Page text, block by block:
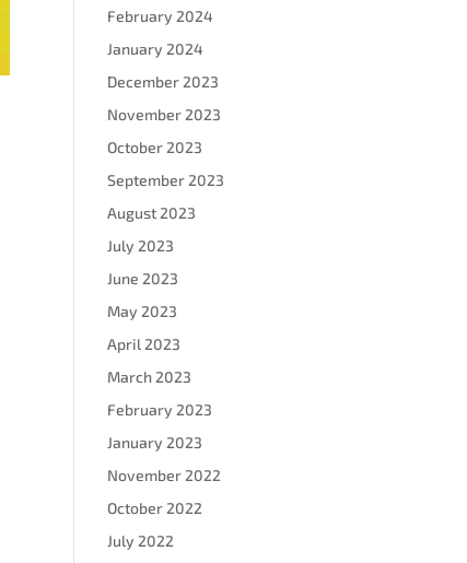
February 2024
January 2024
December 2023
November 2023
October 2023
September 2023
August 2023
July 2023
June 2023
May 2023
April 2023
March 2023
February 2023
January 2023
November 2022
October 2022
July 2022